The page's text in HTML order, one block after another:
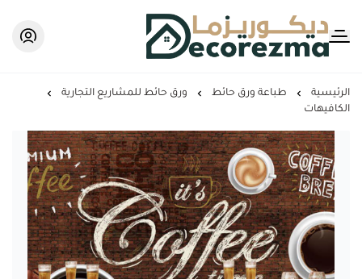
Decorezma
الرئيسية طباعة ورق حائط
ورق حائط للمشاريع التجارية
الكافيهات